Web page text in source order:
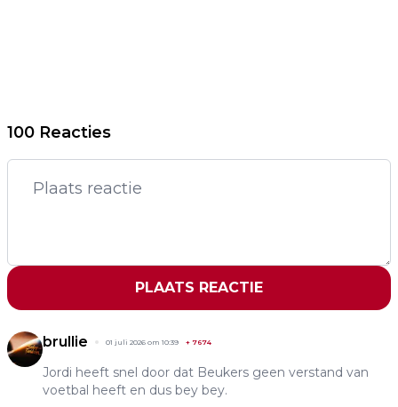
100 Reacties
PLAATS REACTIE
brullie 01 juli 2026 om 10:39 + 7674
Jordi heeft snel door dat Beukers geen verstand van
voetbal heeft en dus bey bey.